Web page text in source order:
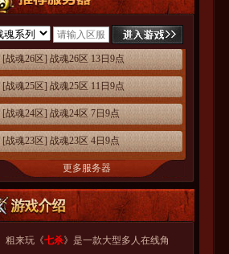
[战魂26区] 战魂26区 13日9点
[战魂25区] 战魂25区 11日9点
[战魂24区] 战魂24区 7日9点
[战魂23区] 战魂23区 4日9点
更多服务器
粗来玩《七杀》是一款大型多人在线角